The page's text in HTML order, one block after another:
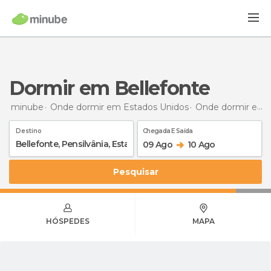
Dormir em Bellefonte
minube Onde dormir em Estados Unidos Onde dormir em Pensilvânia
Destino Chegada E Saída
09 Ago 10 Ago
Pesquisar
HÓSPEDES MAPA